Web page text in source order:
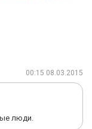
00:15 08.03.2015
люди.